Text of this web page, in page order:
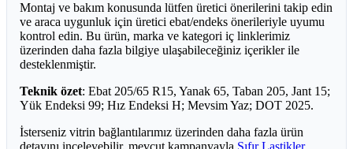
Montaj ve bakım konusunda lütfen üretici önerilerini takip edin
ve araca uygunluk için üretici ebat/endeks önerileriyle uyumu
kontrol edin. Bu ürün, marka ve kategori iç linklerimiz
üzerinden daha fazla bilgiye ulaşabileceğiniz içerikler ile
desteklenmiştir.
Teknik özet: Ebat 205/65 R15, Yanak 65, Taban 205, Jant 15;
Yük Endeksi 99; Hız Endeksi H; Mevsim Yaz; DOT 2025.
İsterseniz vitrin bağlantılarımız üzerinden daha fazla ürün